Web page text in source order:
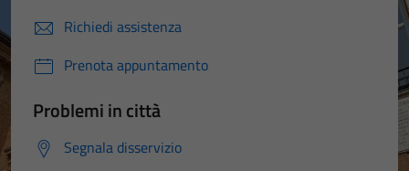
Richiedi assistenza
Prenota appuntamento
Problemi in città
Segnala disservizio